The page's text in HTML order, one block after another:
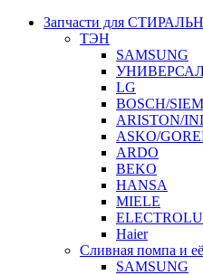
Запчасти для
ТЭН
SAMSUNG
LG
BOSCH/
ARISTON/
ASKO/
ARDO
BEKO
HANSA
MIELE
Haier
Сливная помпа и
SAMSUNG